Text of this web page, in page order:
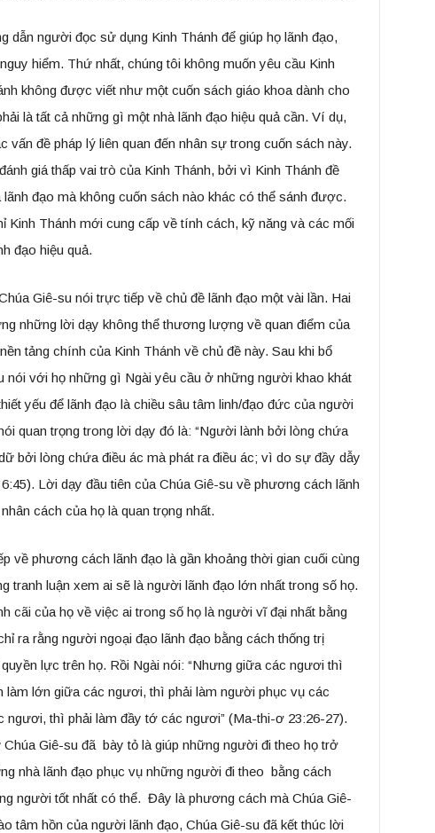
dẫn người đọc sử dụng Kinh Thánh để giúp họ lãnh đạo,
hiểm. Thứ nhất, chúng tôi không muốn yêu cầu Kinh
không được viết như một cuốn sách giáo khoa dành cho
là tất cả những gì một nhà lãnh đạo hiệu quả cần. Ví dụ,
vấn đề pháp lý liên quan đến nhân sự trong cuốn sách này.
giá thấp vai trò của Kinh Thánh, bởi vì Kinh Thánh đề
đạo mà không cuốn sách nào khác có thể sánh được.
Kinh Thánh mới cung cấp về tính cách, kỹ năng và các mối
đạo hiệu quả.
Giê-su nói trực tiếp về chủ đề lãnh đạo một vài lần. Hai
những lời dạy không thể thương lượng về quan điểm của
tảng chính của Kinh Thánh về chủ đề này. Sau khi bổ
nói với họ những gì Ngài yêu cầu ở những người khao khát
yếu để lãnh đạo là chiều sâu tâm linh/đạo đức của người
quan trọng trong lời dạy đó là: “Người lành bởi lòng chứa
bởi lòng chứa điều ác mà phát ra điều ác; vì do sự đầy dẫy
Lời dạy đầu tiên của Chúa Giê-su về phương cách lãnh
cách của họ là quan trọng nhất.
về phương cách lãnh đạo là gần khoảng thời gian cuối cùng
tranh luận xem ai sẽ là người lãnh đạo lớn nhất trong số họ.
cãi của họ về việc ai trong số họ là người vĩ đại nhất bằng
ra rằng người ngoại đạo lãnh đạo bằng cách thống trị
lực trên họ. Rồi Ngài nói: “Nhưng giữa các ngươi thì
làm lớn giữa các ngươi, thì phải làm người phục vụ các
ngươi, thì phải làm đầy tớ các ngươi” (Ma-thi-ơ 23:26-27).
Giê-su đã bày tỏ là giúp những người đi theo họ trở
nhà lãnh đạo phục vụ những người đi theo bằng cách
người tốt nhất có thể. Đây là phương cách mà Chúa Giê-
tâm hồn của người lãnh đạo, Chúa Giê-su đã kết thúc lời